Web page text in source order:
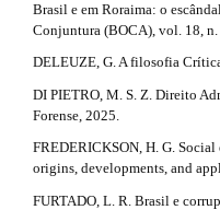
Brasil e em Roraima: o
Conjuntura (BOCA), vol. 18, n.
DELEUZE, G. A filosofia
DI PIETRO, M. S. Z. Direito
Forense, 2025.
FREDERICKSON, H. G.
origins, developments, and
FURTADO, L. R. Brasil e